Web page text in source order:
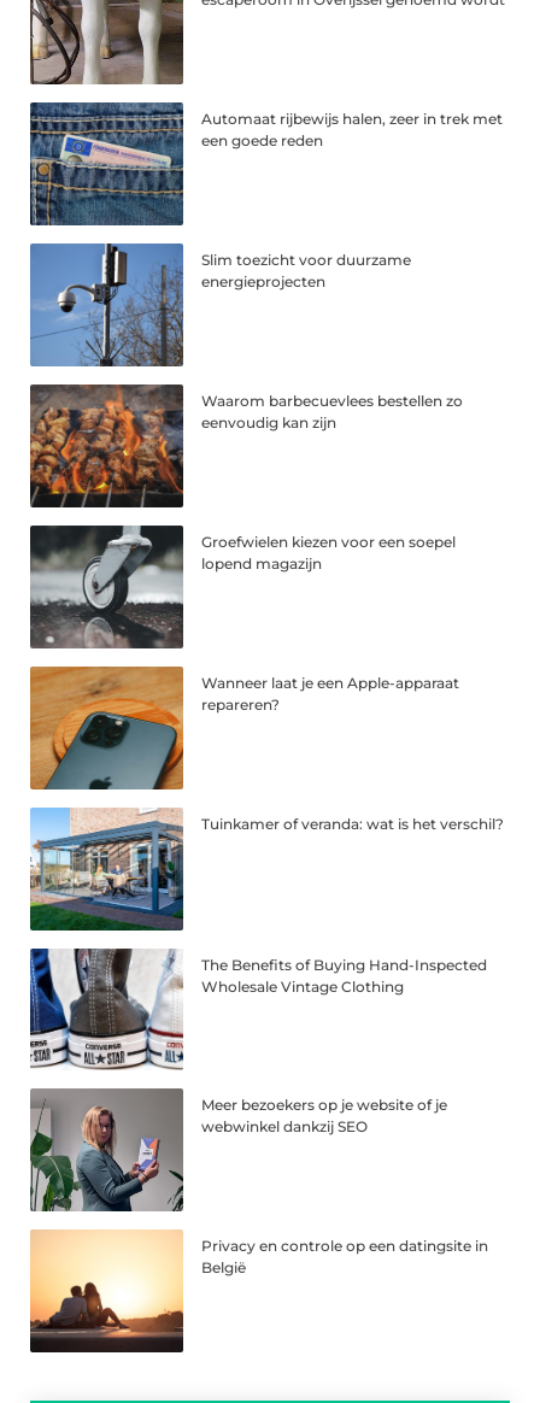
Automaat rijbewijs halen, zeer in trek met
een goede reden
Slim toezicht voor duurzame
energieprojecten
Waarom barbecuevlees bestellen zo
eenvoudig kan zijn
Groefwielen kiezen voor een soepel
lopend magazijn
Wanneer laat je een Apple-apparaat
repareren?
Tuinkamer of veranda: wat is het verschil?
The Benefits of Buying Hand-Inspected
Wholesale Vintage Clothing
Meer bezoekers op je website of je
webwinkel dankzij SEO
Privacy en controle op een datingsite in
België